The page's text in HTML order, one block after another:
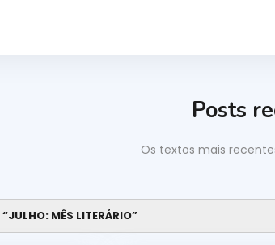
Posts
Os textos mais
JULHO: MÊS LITERÁRIO